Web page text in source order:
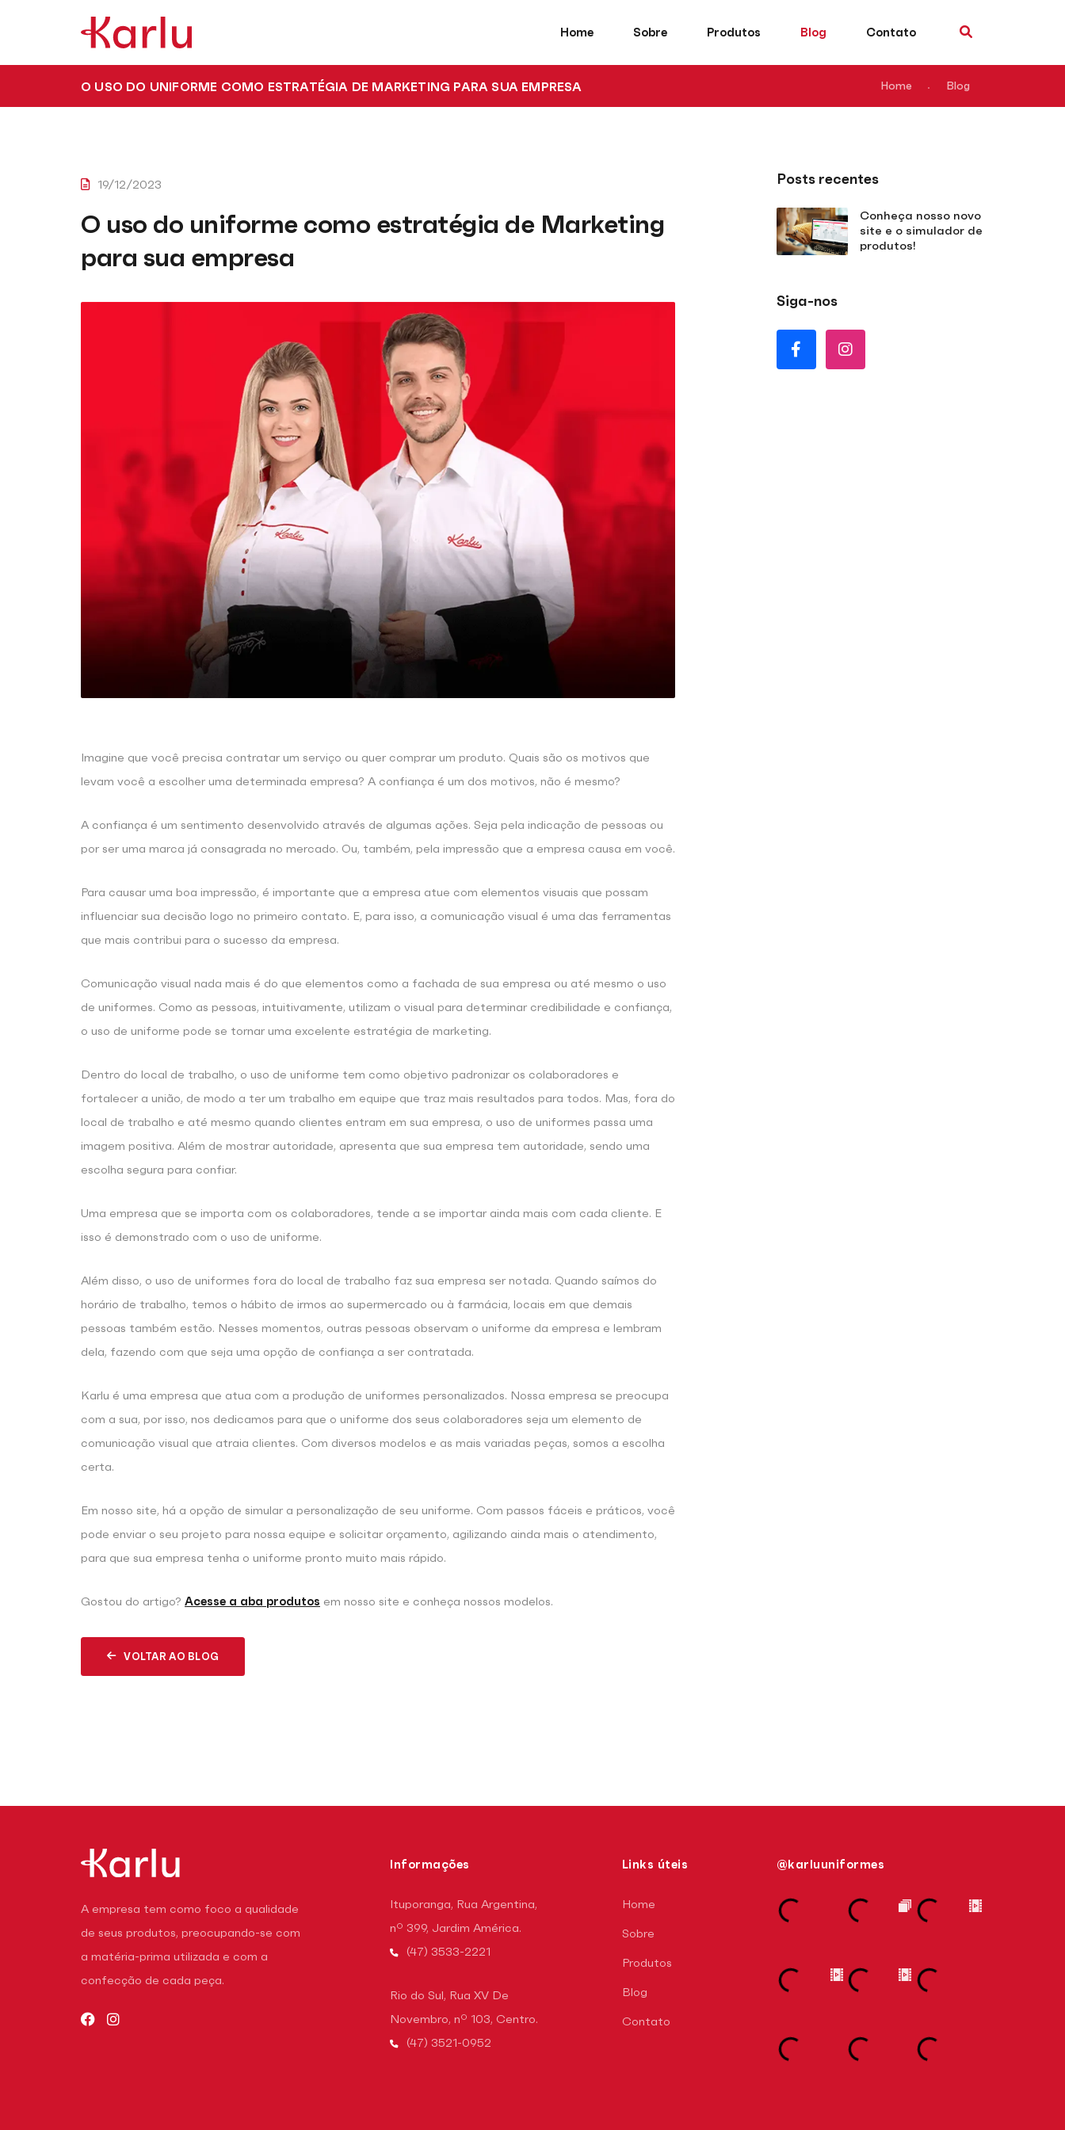
Home Sobre Produtos Blog Contato
O USO DO UNIFORME COMO ESTRATÉGIA DE MARKETING PARA SUA EMPRESA Home Blog
19/12/2023
O uso do uniforme como estratégia de Marketing
para sua empresa
Imagine que você precisa contratar um serviço ou quer comprar um produto. Quais são os motivos que
levam você a escolher uma determinada empresa? A confiança é um dos motivos, não é mesmo?
A confiança é um sentimento desenvolvido através de algumas ações. Seja pela indicação de pessoas ou
por ser uma marca já consagrada no mercado. Ou, também, pela impressão que a empresa causa em você.
Para causar uma boa impressão, é importante que a empresa atue com elementos visuais que possam
influenciar sua decisão logo no primeiro contato. E, para isso, a comunicação visual é uma das ferramentas
que mais contribui para o sucesso da empresa.
Comunicação visual nada mais é do que elementos como a fachada de sua empresa ou até mesmo o uso
de uniformes. Como as pessoas, intuitivamente, utilizam o visual para determinar credibilidade e confiança,
o uso de uniforme pode se tornar uma excelente estratégia de marketing.
Dentro do local de trabalho, o uso de uniforme tem como objetivo padronizar os colaboradores e
fortalecer a união, de modo a ter um trabalho em equipe que traz mais resultados para todos. Mas, fora do
local de trabalho e até mesmo quando clientes entram em sua empresa, o uso de uniformes passa uma
imagem positiva. Além de mostrar autoridade, apresenta que sua empresa tem autoridade, sendo uma
escolha segura para confiar.
Uma empresa que se importa com os colaboradores, tende a se importar ainda mais com cada cliente. E
isso é demonstrado com o uso de uniforme.
Além disso, o uso de uniformes fora do local de trabalho faz sua empresa ser notada. Quando saímos do
horário de trabalho, temos o hábito de irmos ao supermercado ou à farmácia, locais em que demais
pessoas também estão. Nesses momentos, outras pessoas observam o uniforme da empresa e lembram
dela, fazendo com que seja uma opção de confiança a ser contratada.
Karlu é uma empresa que atua com a produção de uniformes personalizados. Nossa empresa se preocupa
com a sua, por isso, nos dedicamos para que o uniforme dos seus colaboradores seja um elemento de
comunicação visual que atraia clientes. Com diversos modelos e as mais variadas peças, somos a escolha
certa.
Em nosso site, há a opção de simular a personalização de seu uniforme. Com passos fáceis e práticos, você
pode enviar o seu projeto para nossa equipe e solicitar orçamento, agilizando ainda mais o atendimento,
para que sua empresa tenha o uniforme pronto muito mais rápido.
Gostou do artigo? Acesse a aba produtos em nosso site e conheça nossos modelos.
VOLTAR AO BLOG
Posts recentes
Conheça nosso novo
site e o simulador de
produtos!
Siga-nos
A empresa tem como foco a qualidade
de seus produtos, preocupando-se com
a matéria-prima utilizada e com a
confecção de cada peça.
Informações
Ituporanga, Rua Argentina,
nº 399, Jardim América.
(47) 3533-2221
Rio do Sul, Rua XV De
Novembro, nº 103, Centro.
(47) 3521-0952
Links úteis
Home
Sobre
Produtos
Blog
Contato
@karluuniformes